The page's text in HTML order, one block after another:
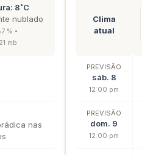
8˚C
nublado
% •
mb
nas
Clima
atual
PREVISÃO
sáb. 8
12:00 pm
PREVISÃO
dom. 9
12:00 pm